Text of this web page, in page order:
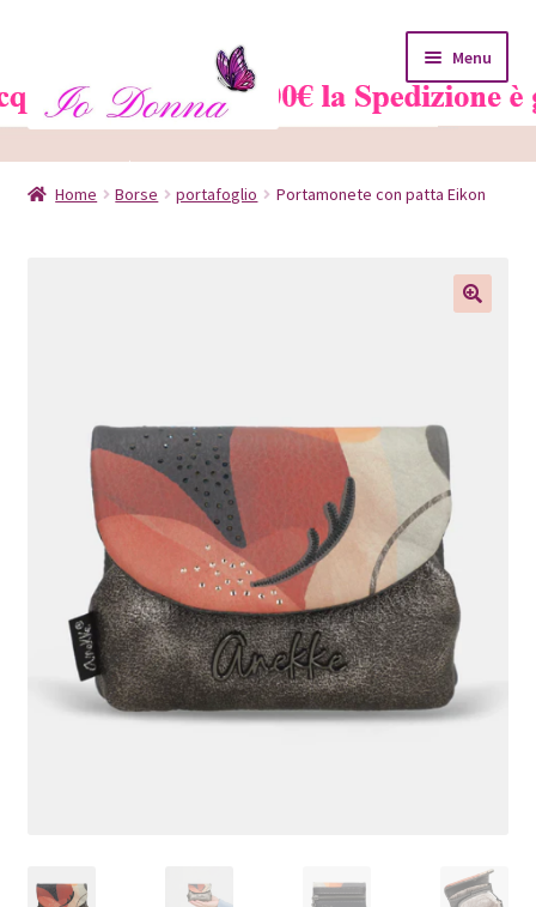
navigazione
contenuto
Menu
Home
Il mio account
Pagamento
Home Borse portafoglio Portamonete con patta Eikon